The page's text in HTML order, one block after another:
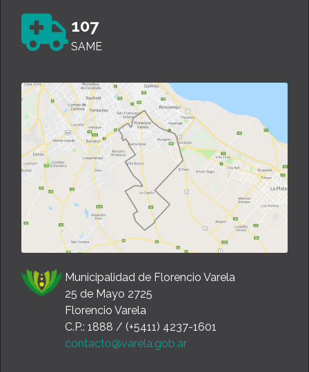
107
SAME
Municipalidad de Florencio Varela
25 de Mayo 2725
Florencio Varela
C.P.: 1888 / (+5411) 4237-1601
contacto@varela.gob.ar